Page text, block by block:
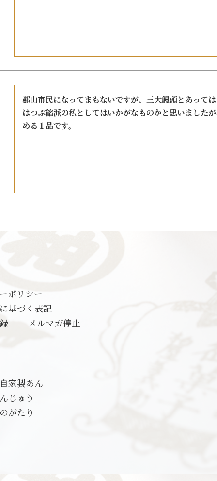
郡山市民になってまもないですが、三大饅頭とあって
はつぶ餡派の私としてはいかがなものかと思いました
める１品です。
ポリシー
基づく表記
|
メルマガ停止
家製あん
じゅう
がたり